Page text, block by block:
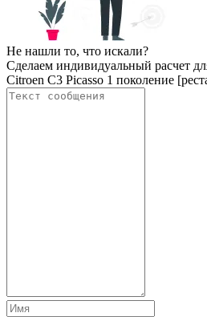
Не нашли то, что искали?
Сделаем индивидуальный расчет
Citroen C3 Picasso 1 поколение